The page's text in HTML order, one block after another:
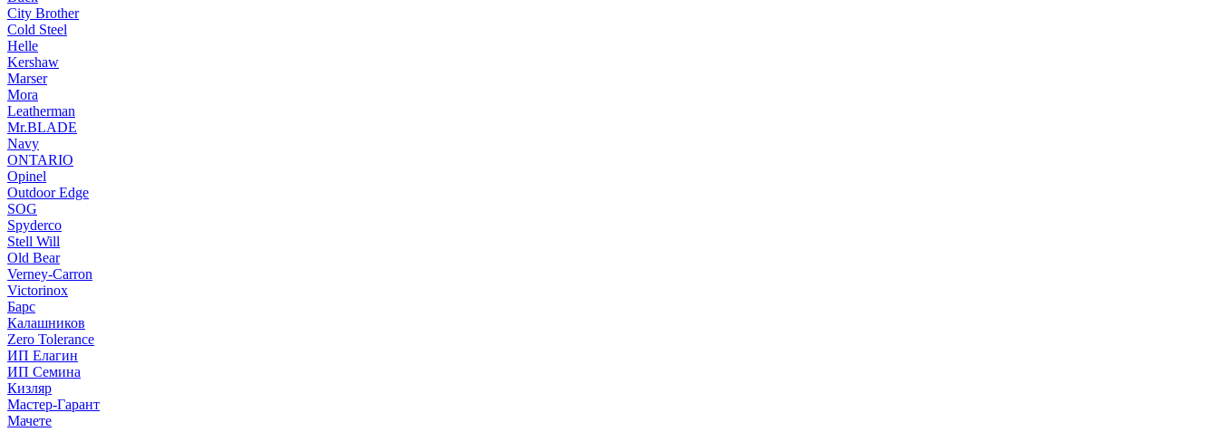
City Brother
Cold Steel
Helle
Kershaw
Marser
Mora
Leatherman
Mr.BLADE
Navy
ONTARIO
Opinel
Outdoor Edge
SOG
Spyderco
Stell Will
Old Bear
Verney-Carron
Victorinox
Барс
Калашников
Zero Tolerance
ИП Елагин
ИП Семина
Кизляр
Мастер-Гарант
Мачете